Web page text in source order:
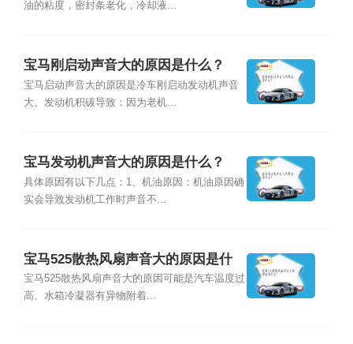
油的粘度，密封条老化，冷却液...
宝马刚启动声音大的原因是什么？
宝马启动声音大的原因是冷车刚启动发动机声音
大。发动机积碳导致：因为老机...
宝马发动机声音大的原因是什么？
具体原因有以下几点：1、机油原因：机油原因确
实会导致发动机工作时声音不...
宝马525散热风扇声音大的原因是什
么？
宝马525散热风扇声音大的原因可能是汽车温度过
高、水箱冷凝器有异物附着...